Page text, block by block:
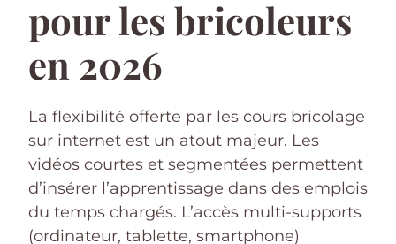
pour les bricoleurs
en 2026
La flexibilité offerte par les cours bricolage
sur internet est un atout majeur. Les
vidéos courtes et segmentées permettent
d’insérer l’apprentissage dans des emplois
du temps chargés. L’accès multi-supports
(ordinateur, tablette, smartphone)